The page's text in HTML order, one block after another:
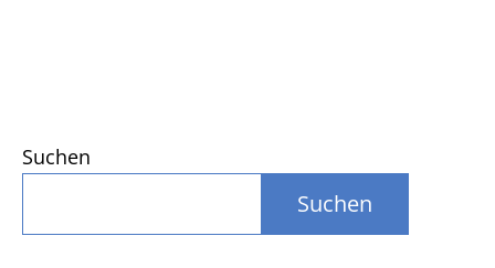
Suchen
Suchen